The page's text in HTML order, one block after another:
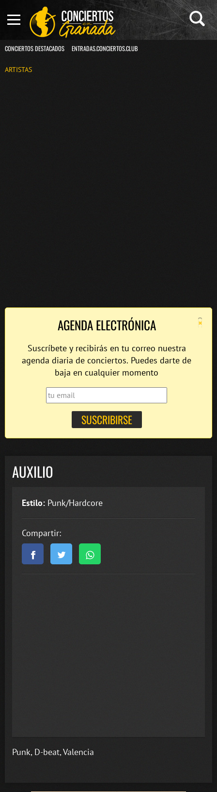
CONCIERTOS DESTACADOS ENTRADAS.CONCIERTOS.CLUB
ARTISTAS
×
AGENDA ELECTRÓNICA
Suscríbete y recibirás en tu correo nuestra
agenda diaria de conciertos. Puedes darte de
baja en cualquier momento
AUXILIO
Estilo: Punk/Hardcore
Compartir:
Punk, D-beat, Valencia